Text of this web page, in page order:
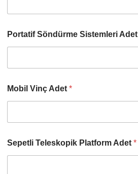
Portatif Söndürme Sistemleri Adet
Mobil Vinç Adet *
Sepetli Teleskopik Platform Adet *